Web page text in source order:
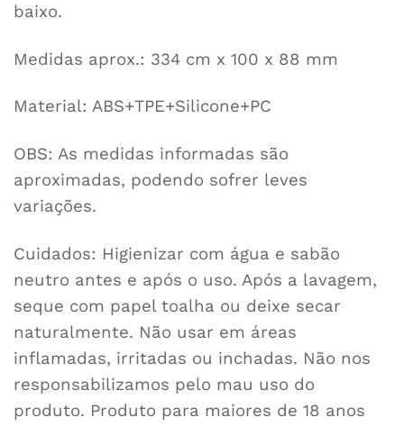
baixo.
Medidas aprox.: 334 cm x 100 x 88 mm
Material: ABS+TPE+Silicone+PC
OBS: As medidas informadas são
aproximadas, podendo sofrer leves
variações.
Cuidados: Higienizar com água e sabão
neutro antes e após o uso. Após a lavagem,
seque com papel toalha ou deixe secar
naturalmente. Não usar em áreas
inflamadas, irritadas ou inchadas. Não nos
responsabilizamos pelo mau uso do
produto. Produto para maiores de 18 anos